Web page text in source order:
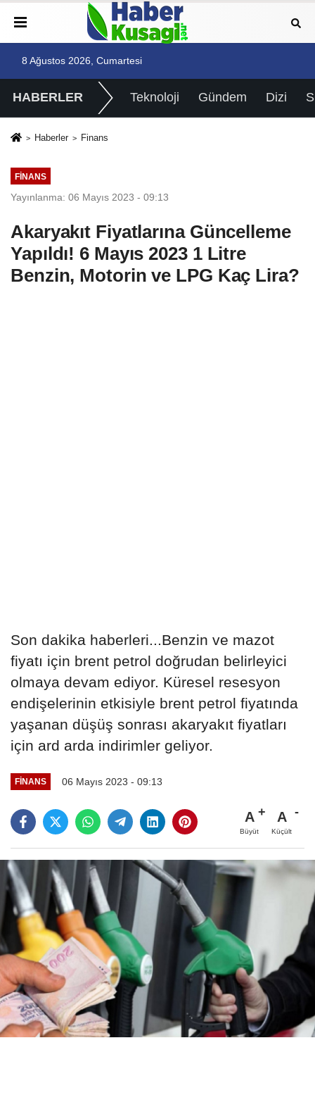
8 Ağustos 2026, Cumartesi
HABERLER Teknoloji Gündem Dizi
Haberler Finans
FINANS
Yayınlanma: 06 Mayıs 2023 - 09:13
Akaryakıt Fiyatlarına Güncelleme
Yapıldı! 6 Mayıs 2023 1 Litre
Benzin, Motorin ve LPG Kaç Lira?
Son dakika haberleri...Benzin ve mazot
fiyatı için brent petrol doğrudan belirleyici
olmaya devam ediyor. Küresel resesyon
endişelerinin etkisiyle brent petrol fiyatında
yaşanan düşüş sonrası akaryakıt fiyatları
için ard arda indirimler geliyor.
FINANS 06 Mayıs 2023 - 09:13
A
Büyüt
A
Küçült